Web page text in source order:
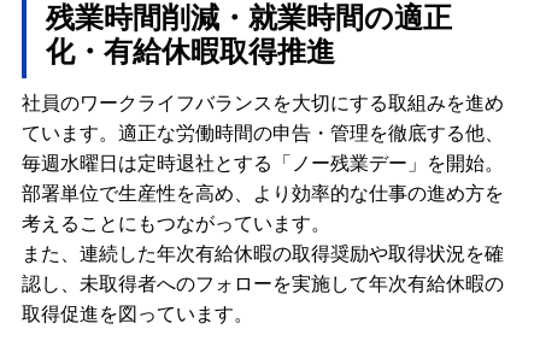
残業時間削減・就業時間の適正
化・有給休暇取得推進
社員のワークライフバランスを大切にする取組みを進め
ています。適正な労働時間の申告・管理を徹底する他、
毎週水曜日は定時退社とする「ノー残業デー」を開始。
部署単位で生産性を高め、より効率的な仕事の進め方を
考えることにもつながっています。
また、連続した年次有給休暇の取得奨励や取得状況を確
認し、未取得者へのフォローを実施して年次有給休暇の
取得促進を図っています。